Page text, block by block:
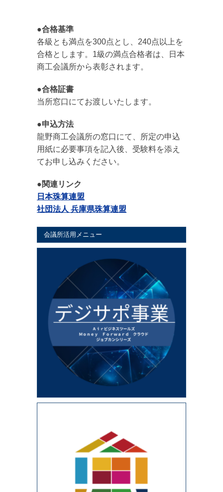
●合格基準
各級とも満点を300点とし、240点以上を
合格とします。1級の満点合格者は、日本
商工会議所から表彰されます。
●合格証書
当所窓口にてお渡しいたします。
●申込方法
龍野商工会議所の窓口にて、所定の申込
用紙に必要事項を記入後、受験料を添え
てお申し込みください。
●関連リンク
日本珠算連盟
社団法人 兵庫県珠算連盟
会議所活用メニュー